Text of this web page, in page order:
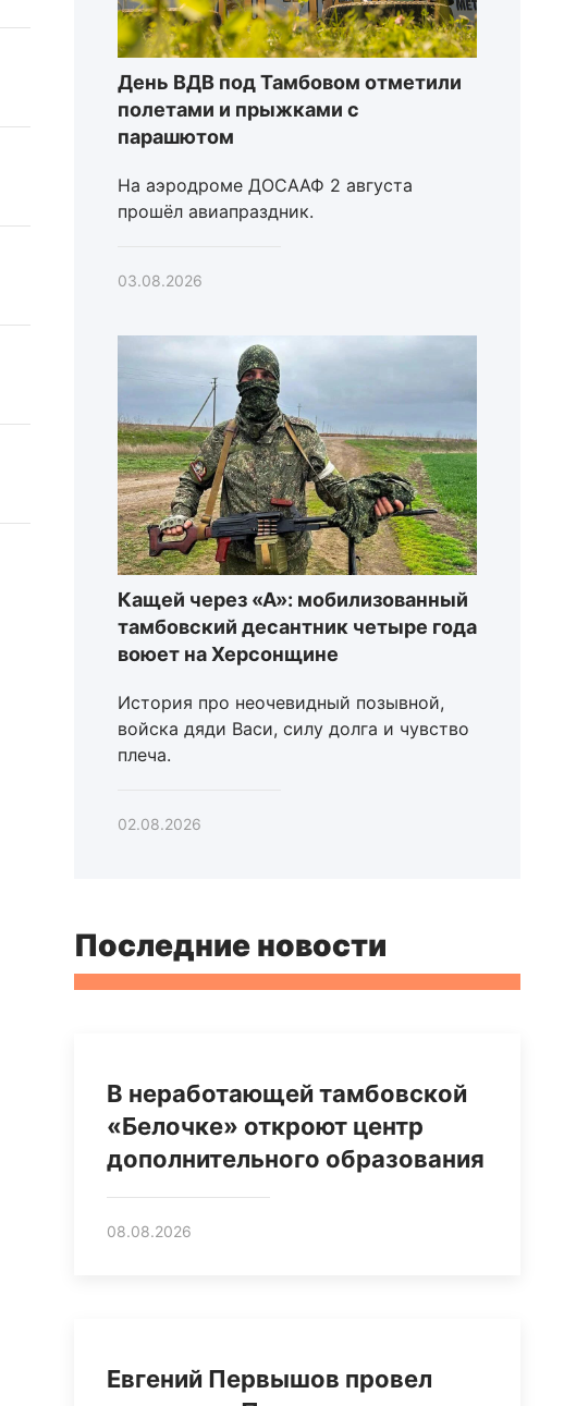
День ВДВ под Тамбовом отметили
полетами и прыжками с
парашютом
На аэродроме ДОСААФ 2 августа
прошёл авиапраздник.
03.08.2026
Кащей через «А»: мобилизованный
тамбовский десантник четыре года
воюет на Херсонщине
История про неочевидный позывной,
войска дяди Васи, силу долга и чувство
плеча.
02.08.2026
Последние новости
В неработающей тамбовской
«Белочке» откроют центр
дополнительного образования
08.08.2026
Евгений Первышов провел